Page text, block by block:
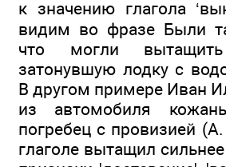
к значению глагола
видим во фразе Были
что могли
затонувшую лодку с
В другом примере Иван
из автомобиля
погребец с провизией
глаголе вытащил